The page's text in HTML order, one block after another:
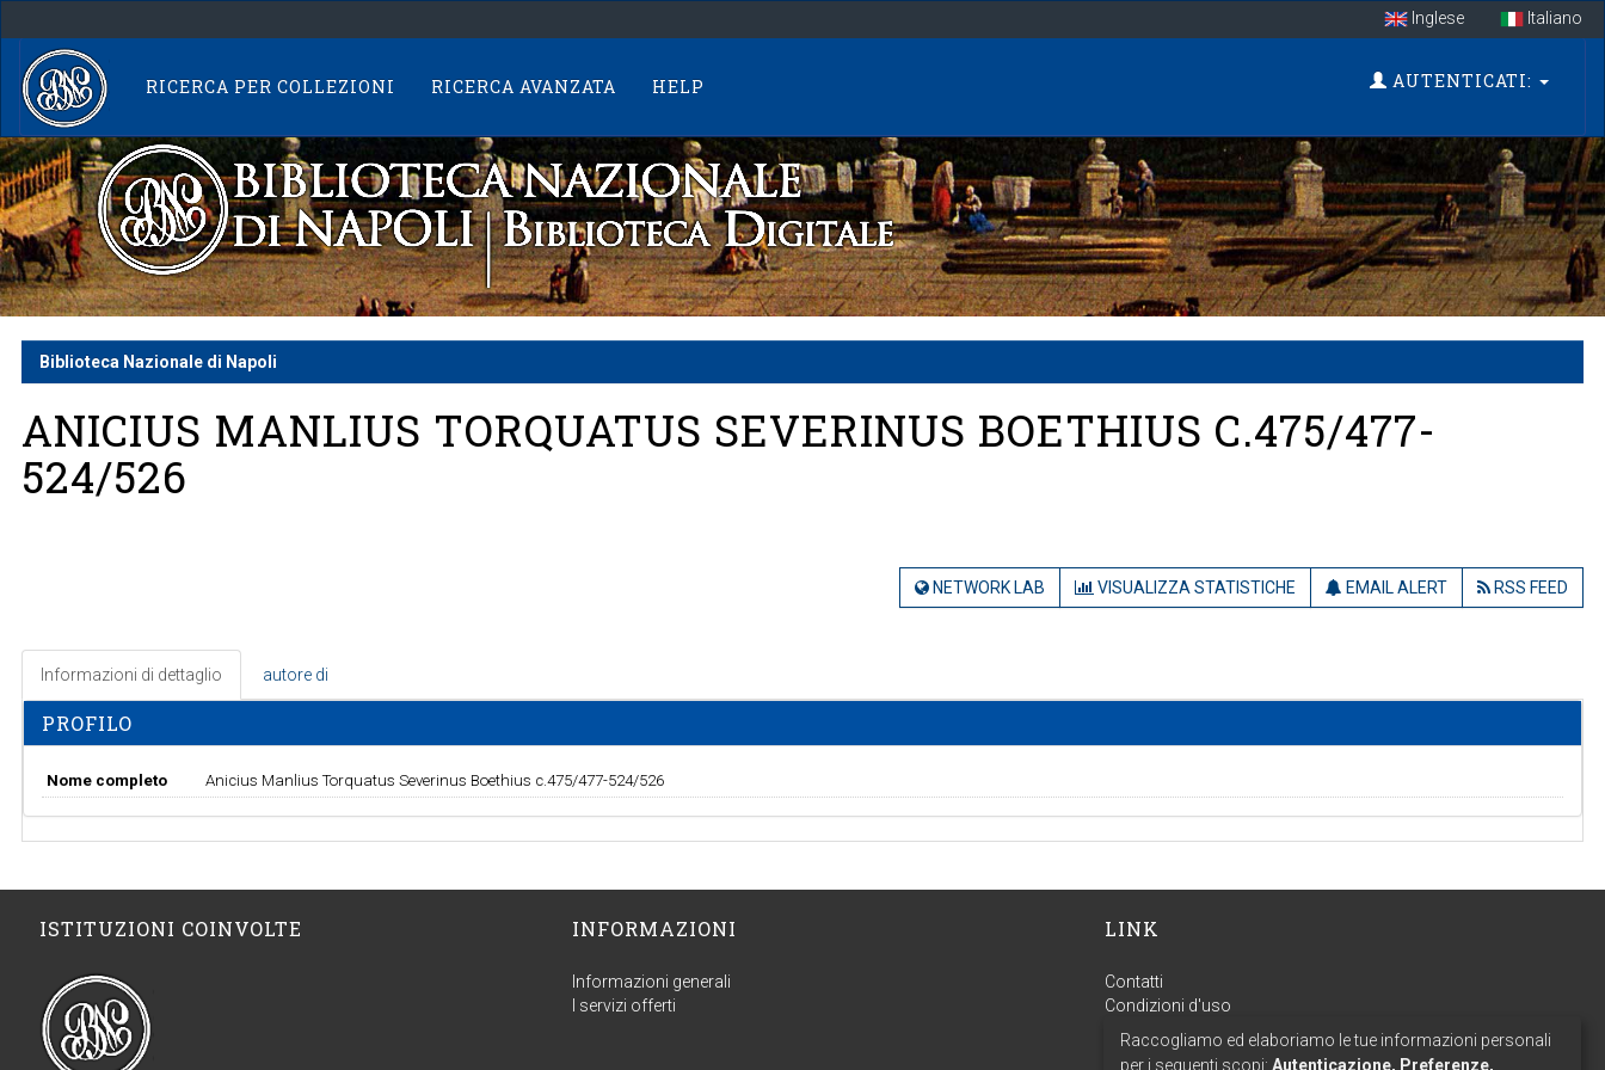
navigation
Inglese Italiano
RICERCA PER COLLEZIONI RICERCA AVANZATA HELP AUTENTICATI:
Biblioteca Nazionale di Napoli
ANICIUS MANLIUS TORQUATUS SEVERINUS BOETHIUS C.475/477-
524/526
NETWORK LAB VISUALIZZA STATISTICHE EMAIL ALERT RSS FEED
Informazioni di dettaglio autore di
PROFILO
Nome completo Anicius Manlius Torquatus Severinus Boethius c.475/477-524/526
ISTITUZIONI COINVOLTE INFORMAZIONI
Informazioni generali
I servizi offerti
LINK
Contatti
Condizioni d'uso
Privacy
Raccogliamo ed elaboriamo le tue informazioni personali
per i seguenti scopi: Autenticazione, Preferenze,